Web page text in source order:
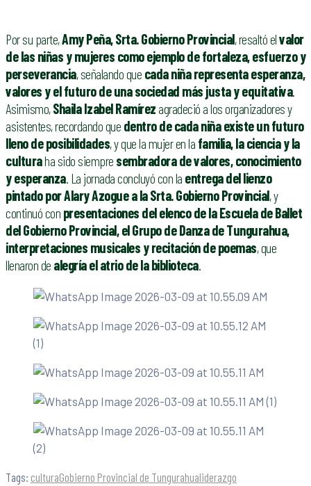
Por su parte,Amy Peña, Srta. Gobierno Provincial, resaltó elvalor
de las niñas y mujeres como ejemplo de fortaleza, esfuerzo y
perseverancia, señalando que cada niña representa esperanza,
valores y el futuro de una sociedad más justa y equitativa.
Asimismo,Shaila Izabel Ramírez agradeció a los organizadores y
asistentes, recordando que dentro de cada niña existe un futuro
lleno de posibilidades, y que la mujer en la familia, la ciencia y la
culturaha sido siempre sembradora de valores, conocimiento
y esperanza. La jornada concluyó con la entrega del lienzo
pintado por Alary Azogue a la Srta. Gobierno Provincial, y
continuó con presentaciones del elenco de la Escuela de Ballet
del Gobierno Provincial, el Grupo de Danza de Tungurahua,
interpretaciones musicales y recitación de poemas, que
llenaron de alegría el atrio de la biblioteca.
Tags: culturaGobierno Provincial de Tungurahualiderazgo